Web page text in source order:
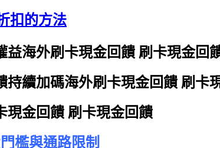
扣的方法
益海外刷卡現金回饋 刷卡現金回
持續加碼海外刷卡現金回饋 刷卡
現金回饋 刷卡現金回饋
檻與通路限制